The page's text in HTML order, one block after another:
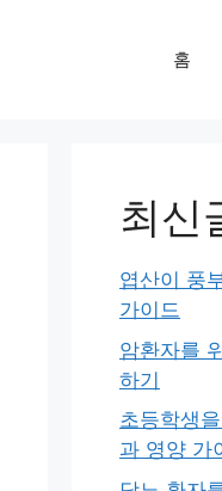
홈
최신
엽산이 풍
가이드
암환자를
하기
초등학생
과 영양 가